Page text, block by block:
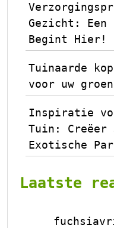
Gezicht: Een
Begint Hier!
Tuinaarde
voor uw
Inspiratie
Tuin: Creëer
Exotische
Laatste